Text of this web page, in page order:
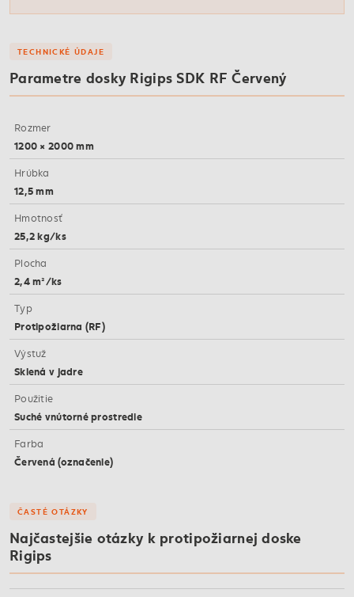
TECHNICKÉ ÚDAJE
Parametre dosky Rigips SDK RF Červený
Rozmer
1200 × 2000 mm
Hrúbka
12,5 mm
Hmotnosť
25,2 kg/ks
Plocha
2,4 m²/ks
Typ
Protipožiarna (RF)
Výstuž
Sklená v jadre
Použitie
Suché vnútorné prostredie
Farba
Červená (označenie)
ČASTÉ OTÁZKY
Najčastejšie otázky k protipožiarnej doske
Rigips